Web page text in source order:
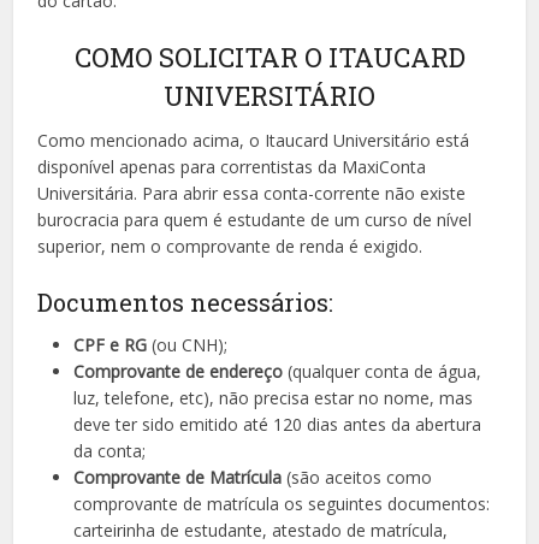
COMO SOLICITAR O ITAUCARD
UNIVERSITÁRIO
Como mencionado acima, o Itaucard Universitário está
disponível apenas para correntistas da MaxiConta
Universitária. Para abrir essa conta-corrente não existe
burocracia para quem é estudante de um curso de nível
superior, nem o comprovante de renda é exigido.
Documentos necessários:
CPF e RG (ou CNH);
Comprovante de endereço (qualquer conta de água,
luz, telefone, etc), não precisa estar no nome, mas
deve ter sido emitido até 120 dias antes da abertura
da conta;
Comprovante de Matrícula (são aceitos como
comprovante de matrícula os seguintes documentos:
carteirinha de estudante, atestado de matrícula,